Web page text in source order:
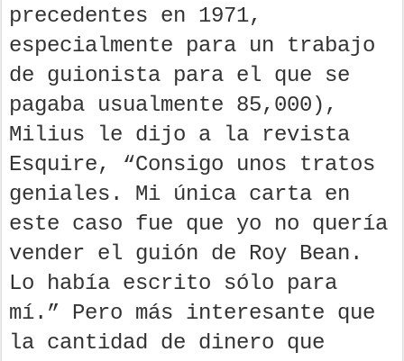
precedentes en 1971,
especialmente para un trabajo
de guionista para el que se
pagaba usualmente 85,000),
Milius le dijo a la revista
Esquire, “Consigo unos tratos
geniales. Mi única carta en
este caso fue que yo no quería
vender el guión de Roy Bean.
Lo había escrito sólo para
mí.” Pero más interesante que
la cantidad de dinero que